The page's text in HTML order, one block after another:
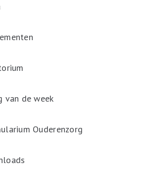
van de week
Ouderenzorg